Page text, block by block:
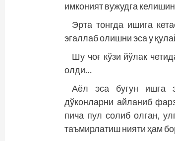
имконият вужудга
Эрта тонгда ишига
эгаллаб олишни эса у
Шу чоғ кўзи йўлак
олди…
Аёл эса бугун ишга
дўконларни айланиб
пича пул солиб олган,
таъмирлатиш нияти ҳам